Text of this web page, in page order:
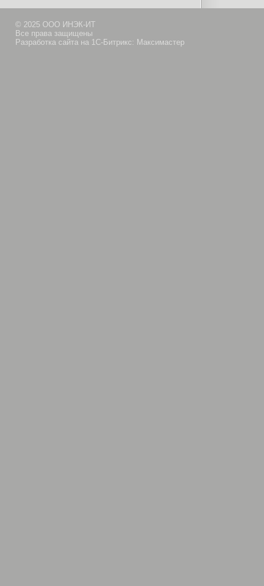
© 2025 ООО ИНЭК-ИТ
Все права защищены
Разработка сайта на 1С-Битрикс: Максимастер